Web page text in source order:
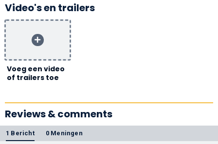
Video's en trailers
Voeg een video
of trailers toe
Reviews & comments
1 Bericht 0 Meningen